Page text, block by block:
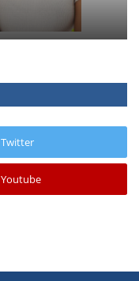
Twitter
Youtube